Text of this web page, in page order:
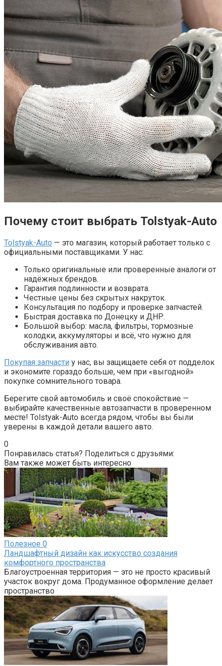
Почему стоит выбрать Tolstyak-Auto
Tolstyak-Auto — это магазин, который работает только с
официальными поставщиками. У нас:
Только оригинальные или проверенные аналоги от
надёжных брендов.
Гарантия подлинности и возврата.
Честные цены без скрытых накруток.
Консультация по подбору и проверке запчастей.
Быстрая доставка по Донецку и ДНР.
Большой выбор: масла, фильтры, тормозные
колодки, аккумуляторы и всё, что нужно для
обслуживания авто.
Покупая запчасти у нас, вы защищаете себя от подделок
и экономите гораздо больше, чем при «выгодной»
покупке сомнительного товара.
Берегите свой автомобиль и своё спокойствие —
выбирайте качественные автозапчасти в проверенном
месте! Tolstyak-Auto всегда рядом, чтобы вы были
уверены в каждой детали вашего авто.
0
Понравилась статья? Поделиться с друзьями:
Вам также может быть интересно
Полезное 0
Ландшафтный дизайн как искусство создания
комфортного пространства
Благоустроенная территория — это не просто красивый
участок вокруг дома. Продуманное оформление делает
пространство